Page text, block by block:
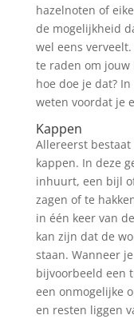
hazelnoten of
de mogelijkheid
wel eens
te raden om jouw
hoe doe je dat?
weten voordat je
Kappen
Allereerst
kappen. In deze
inhuurt, een bijl
zagen of te
in één keer van
kan zijn dat de
staan. Wanneer
bijvoorbeeld een
een onmogelijke
en resten liggen